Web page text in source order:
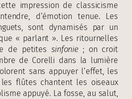
impression de classicisme
d’émotion tenue. Les
sont dynamisés par un
« parlant ». Les ritournelles
de petites sinfonie ; on croit
de Corelli dans la lumière
sans appuyer l’effet, les
flûtes chantent les oiseaux
appuyé. La fosse, au salut,